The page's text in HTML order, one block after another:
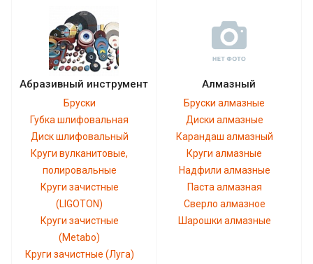
Абразивный инструмент
Бруски
Губка шлифовальная
Диск шлифовальный
Круги вулканитовые,
полировальные
Круги зачистные
(LIGOTON)
Круги зачистные
(Metabo)
Круги зачистные (Луга)
Алмазный
Бруски алмазные
Диски алмазные
Карандаш алмазный
Круги алмазные
Надфили алмазные
Паста алмазная
Сверло алмазное
Шарошки алмазные